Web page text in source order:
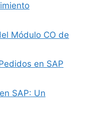
Módulo CO de
en SAP
SAP: Un